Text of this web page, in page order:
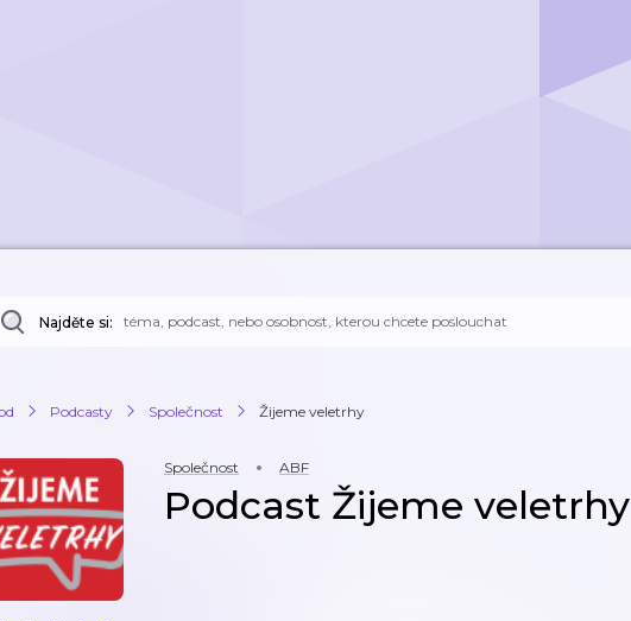
Najděte si:
Podcasty Společnost Žijeme veletrhy
Společnost ABF
Podcast Žijeme veletrhy